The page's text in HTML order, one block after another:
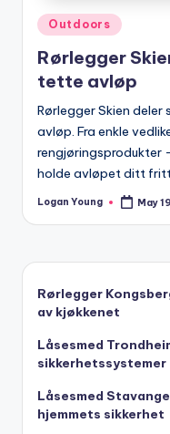
Posted
Outdoors
Rørlegger
tette avløp
Rørlegger Skien
avløp. Fra enkle
rengjøringsprodukter
holde avløpet ditt fritt
Posted
Logan Young May
Rørlegger
av kjøkkenet
Låsesmed
sikkerhetssystemer
Låsesmed
hjemmets sikkerhet